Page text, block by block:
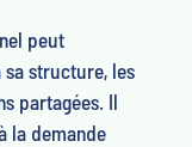
peut
structure, les
partagées. Il
la demande